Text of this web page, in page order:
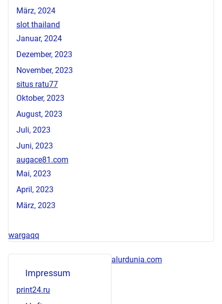
März, 2024
slot thailand
Januar, 2024
Dezember, 2023
November, 2023
situs ratu77
Oktober, 2023
August, 2023
Juli, 2023
Juni, 2023
augace81.com
Mai, 2023
April, 2023
März, 2023
wargaqq
Impressum
print24.ru
alurdunia.com